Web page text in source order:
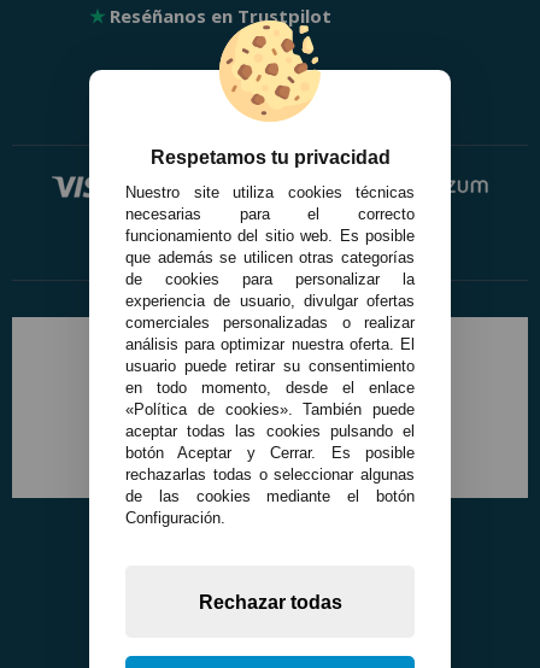
★ Reséñanos en Trustpilot
Respetamos tu privacidad
Nuestro site utiliza cookies técnicas
necesarias para el correcto
funcionamiento del sitio web. Es posible
que además se utilicen otras categorías
de cookies para personalizar la
experiencia de usuario, divulgar ofertas
comerciales personalizadas o realizar
análisis para optimizar nuestra oferta. El
usuario puede retirar su consentimiento
en todo momento, desde el enlace
«Política de cookies». También puede
aceptar todas las cookies pulsando el
botón Aceptar y Cerrar. Es posible
rechazarlas todas o seleccionar algunas
de las cookies mediante el botón
Configuración.
Rechazar todas